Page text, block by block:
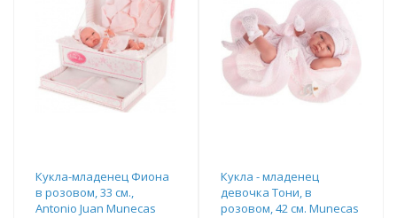
Кукла-младенец Фиона
в розовом, 33 см.,
Antonio Juan Munecas
Кукла - младенец
девочка Тони, в
розовом, 42 см. Munecas